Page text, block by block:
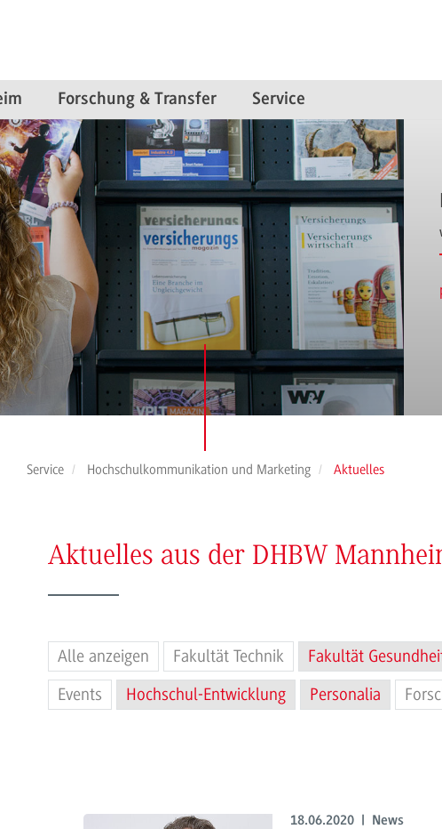
Forschung & Transfer Service
Service Hochschulkommunikation und Marketing Aktuelles
Aktuelles aus der DHBW
Alle anzeigen Fakultät Technik Fakultät
Events
Hochschul-Entwicklung Personalia
18.06.2020 | News